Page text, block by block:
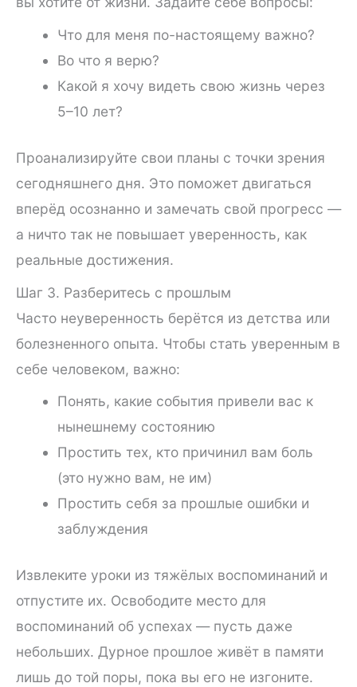
Что для меня по-настоящему важно?
Во что я верю?
Какой я хочу видеть свою жизнь через
5–10 лет?
Проанализируйте свои планы с точки зрения
сегодняшнего дня. Это поможет двигаться
вперёд осознанно и замечать свой прогресс —
а ничто так не повышает уверенность, как
реальные достижения.
Шаг 3. Разберитесь с прошлым
Часто неуверенность берётся из детства или
болезненного опыта. Чтобы стать уверенным в
себе человеком, важно:
Понять, какие события привели вас к
нынешнему состоянию
Простить тех, кто причинил вам боль
(это нужно вам, не им)
Простить себя за прошлые ошибки и
заблуждения
Извлеките уроки из тяжёлых воспоминаний и
отпустите их. Освободите место для
воспоминаний об успехах — пусть даже
небольших. Дурное прошлое живёт в памяти
лишь до той поры, пока вы его не изгоните.